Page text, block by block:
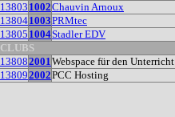
13803 1002Chauvin Arnoux
138041003PRMtec
13805 1004Stadler EDV
CLUBS
138082001Webspace für den
138092002PCC Hosting